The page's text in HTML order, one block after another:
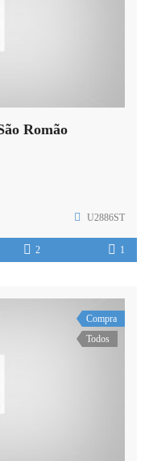
Romão
U2886ST
2 1
Compra
Todos